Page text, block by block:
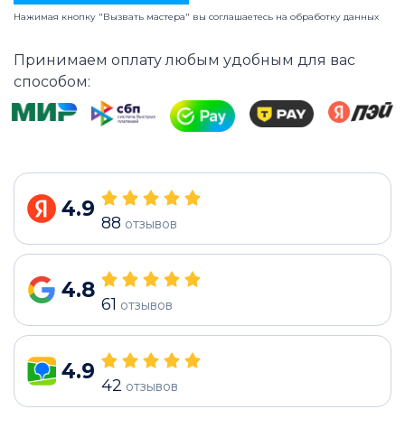
Нажимая кнопку "Вызвать мастера" вы соглашаетесь на обработку данных
Принимаем оплату любым удобным для вас
способом:
4.9
88 отзывов
4.8
61 отзывов
4.9
42 отзывов